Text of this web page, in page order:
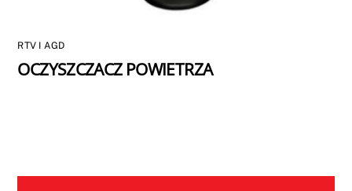
RTV I AGD
OCZYSZCZACZ POWIETRZA